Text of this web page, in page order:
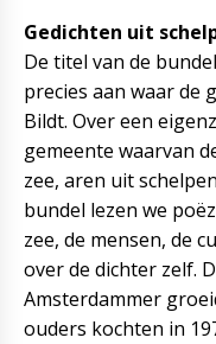
Gedichten uit
De titel van de
precies aan waar de
Bildt. Over een
gemeente waarvan
zee, aren uit
bundel lezen we
zee, de mensen, de
over de dichter zelf.
Amsterdammer
ouders kochten in